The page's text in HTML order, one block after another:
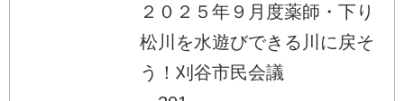
２０２５年９月度薬師・下り
松川を水遊びできる川に戻そ
う！刈谷市民会議